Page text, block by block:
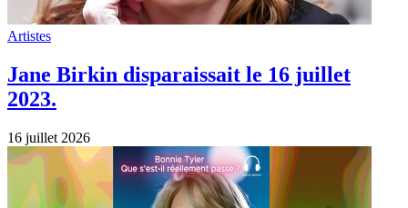
Artistes
Jane Birkin disparaissait le 16 juillet
2023.
16 juillet 2026